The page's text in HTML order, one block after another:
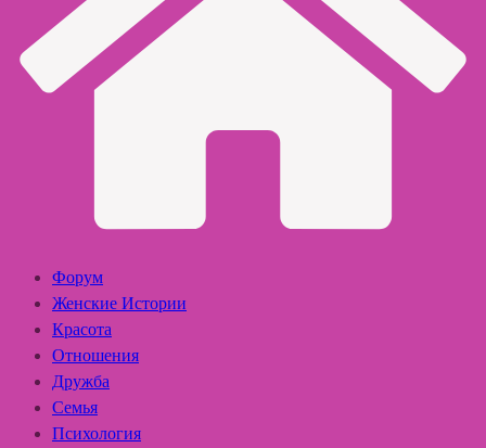
Форум
Женские Истории
Красота
Отношения
Дружба
Семья
Психология